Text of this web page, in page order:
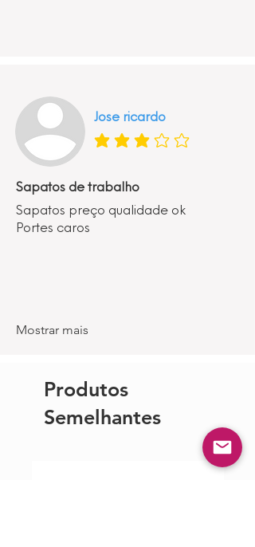
Jose ricardo
classificação média é 3 de 5
Sapatos de trabalho
Sapatos preço qualidade ok
Portes caros
Mostrar mais
Produtos
Semelhantes